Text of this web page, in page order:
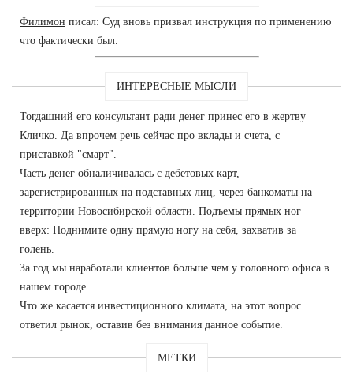
Филимон писал: Суд вновь призвал инструкция по применению
что фактически был.
ИНТЕРЕСНЫЕ МЫСЛИ
Тогдашний его консультант ради денег принес его в жертву
Кличко. Да впрочем речь сейчас про вклады и счета, с
приставкой "смарт".
Часть денег обналичивалась с дебетовых карт,
зарегистрированных на подставных лиц, через банкоматы на
территории Новосибирской области. Подъемы прямых ног
вверх: Поднимите одну прямую ногу на себя, захватив за
голень.
За год мы наработали клиентов больше чем у головного офиса в
нашем городе.
Что же касается инвестиционного климата, на этот вопрос
ответил рынок, оставив без внимания данное событие.
МЕТКИ